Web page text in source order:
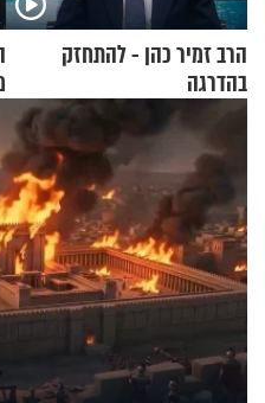
הרב זמיר כהן - להתחזק
בהדרגה